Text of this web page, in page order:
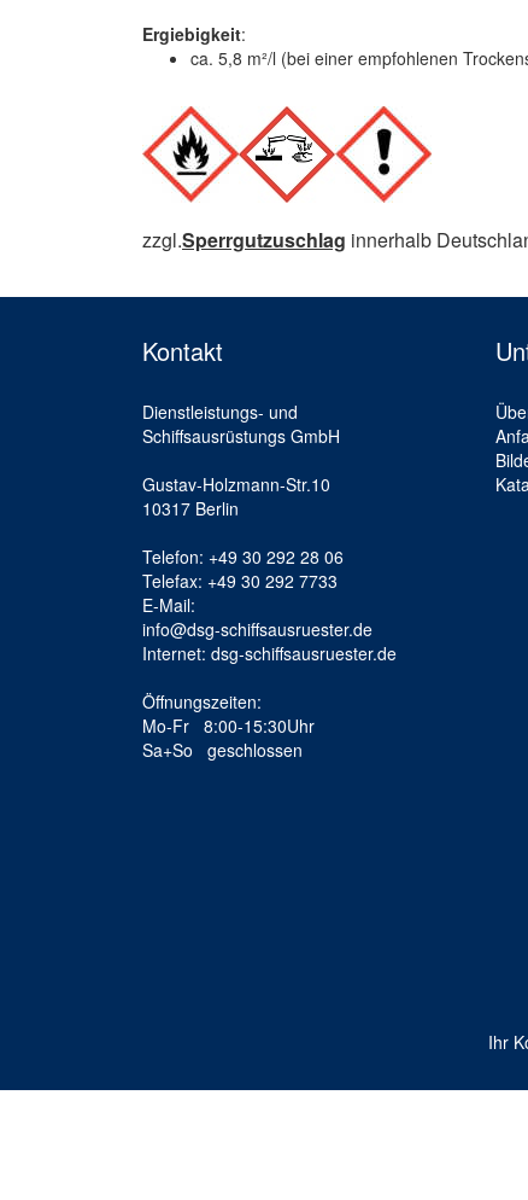
Ergiebigkeit:
ca. 5,8 m²/l (bei einer empfohlenen
zzgl.Sperrgutzuschlag innerhalb
Kontakt
Dienstleistungs- und
Schiffsausrüstungs GmbH
Gustav-Holzmann-Str.10
10317 Berlin
Telefon: +49 30 292 28 06
Telefax: +49 30 292 7733
E-Mail:
info@dsg-schiffsausruester.de
Internet: dsg-schiffsausruester.de
Öffnungszeiten:
Mo-Fr 8:00-15:30Uhr
Sa+So geschlossen
Ihr